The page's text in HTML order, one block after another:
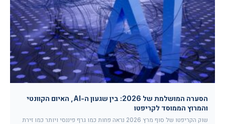
הסערה המושלמת של 2026: בין שגעון ה-AI, האיום הקוונטי
והמרוץ הממוסד לקריפטו
שוק הקריפטו של סוף מרץ 2026 נראה פחות כמו גרף פיננסי ויותר כמו זירת